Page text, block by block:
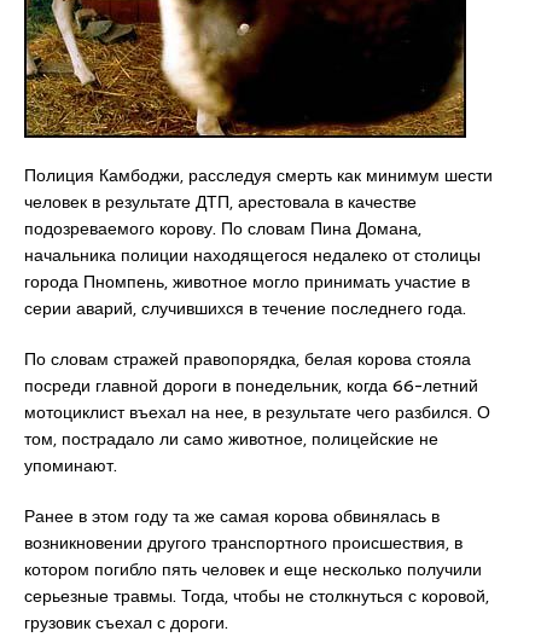
Полиция Камбоджи, расследуя смерть как минимум шести
человек в результате ДТП, арестовала в качестве
подозреваемого корову. По словам Пина Домана,
начальника полиции находящегося недалеко от столицы
города Пномпень, животное могло принимать участие в
серии аварий, случившихся в течение последнего года.
По словам стражей правопорядка, белая корова стояла
посреди главной дороги в понедельник, когда 66-летний
мотоциклист въехал на нее, в результате чего разбился. О
том, пострадало ли само животное, полицейские не
упоминают.
Ранее в этом году та же самая корова обвинялась в
возникновении другого транспортного происшествия, в
котором погибло пять человек и еще несколько получили
серьезные травмы. Тогда, чтобы не столкнуться с коровой,
грузовик съехал с дороги.